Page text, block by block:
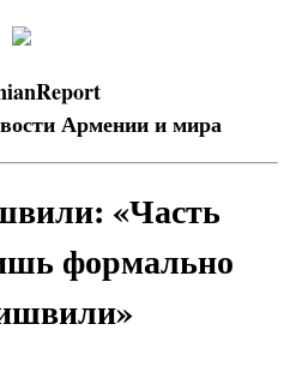
Армении и мира
«Часть
формально